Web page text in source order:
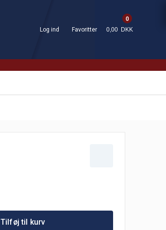
Log ind Favoritter
0
0,00 DKK
Tilføj til kurv